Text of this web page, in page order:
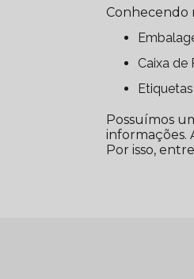
Conhecendo
Caixa
Possuímos
informações.
Por isso,